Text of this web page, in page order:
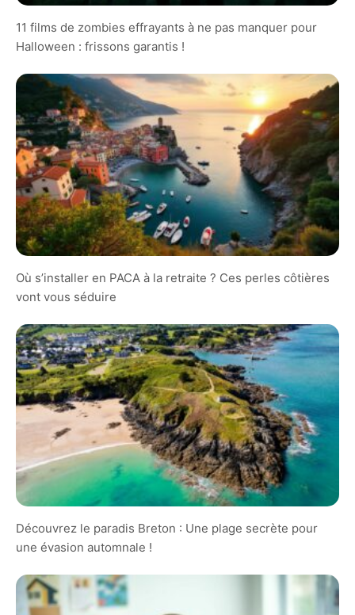
11 films de zombies effrayants à ne pas manquer pour
Halloween : frissons garantis !
Où s’installer en PACA à la retraite ? Ces perles côtières
vont vous séduire
Découvrez le paradis Breton : Une plage secrète pour
une évasion automnale !